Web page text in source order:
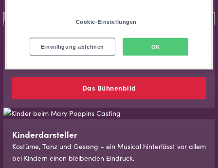
Das Büh­nen­bild
Hinter der Konstruktion eines Bühnenbildes steckt mehr
Das Büh­nen­bild
Kinderdarsteller
Kostüme, Tanz und Gesang – ein Musical hinterlässt vor allem
bei Kindern einen bleibenden Eindruck.
Cookie-Einstellungen
Einwilligung ablehnen OK